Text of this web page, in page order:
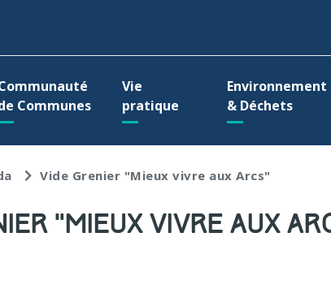
Communes
Vie
pratique
Environnement
& Déchets
Vide Grenier "Mieux vivre aux Arcs"
"MIEUX VIVRE AUX